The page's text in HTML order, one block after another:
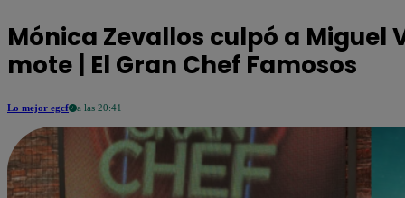
Mónica Zevallos culpó a Miguel
mote | El Gran Chef Famosos
Lo mejor egcf a las 20:41